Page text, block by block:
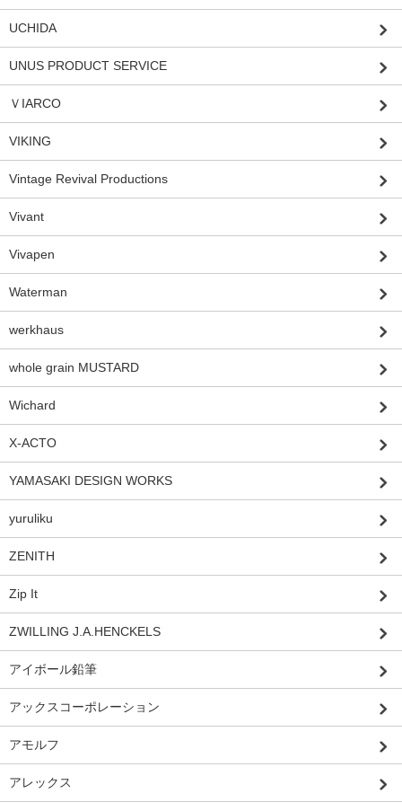
UCHIDA
UNUS PRODUCT SERVICE
ＶIARCO
VIKING
Vintage Revival Productions
Vivant
Vivapen
Waterman
werkhaus
whole grain MUSTARD
Wichard
X-ACTO
YAMASAKI DESIGN WORKS
yuruliku
ZENITH
Zip It
ZWILLING J.A.HENCKELS
アイボール鉛筆
アックスコーポレーション
アモルフ
アレックス